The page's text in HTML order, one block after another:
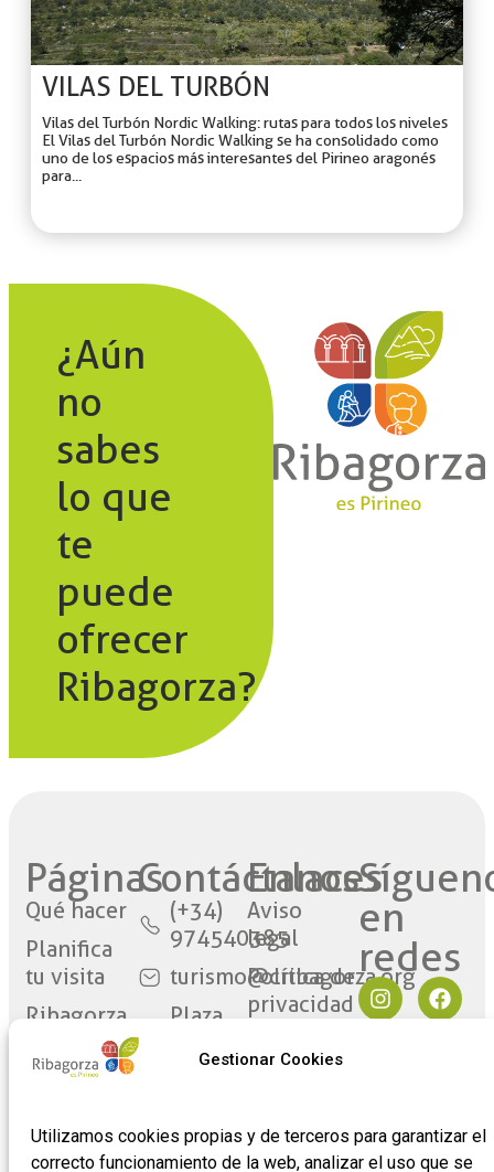
Gestionar Cookies
Utilizamos cookies propias y de terceros para garantizar el
correcto funcionamiento de la web, analizar el uso que se
VILAS DEL TURBÓN
Vilas del Turbón Nordic Walking: rutas para todos los niveles
El Vilas del Turbón Nordic Walking se ha consolidado como
uno de los espacios más interesantes del Pirineo aragonés
para...
¿Aún
no
sabes
lo que
te
puede
ofrecer
Ribagorza?
Páginas
Qué hacer
Planifica
tu visita
Ribagorza
Noticias
Contáctanos​
(+34)
974540385
turismo@cribagorza.org
Plaza
Graus
(Huesca)
Enlaces
Aviso
legal
Política de
privacidad
Cookies
de
adhesión
en
redes​